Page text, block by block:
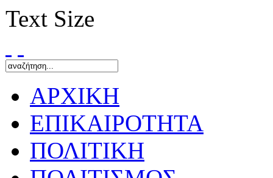
Text Size
ΑΡΧΙΚΗ
ΕΠΙΚΑΙΡΟΤΗΤΑ
ΠΟΛΙΤΙΚΗ